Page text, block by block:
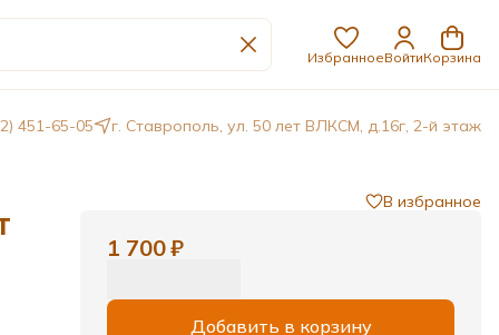
ИзбранноеВойтиКорзина
451-65-05 г. Ставрополь, ул. 50 лет ВЛКСМ, д.16г, 2-й этаж
В избранное
1 700 ₽
Добавить в корзину